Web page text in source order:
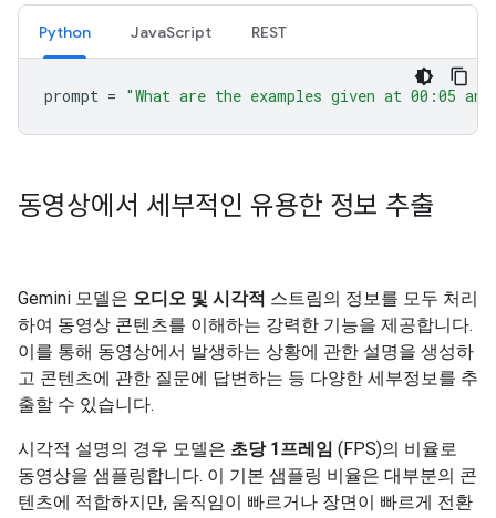
Python JavaScript REST
prompt = "What are the examples given at 00:05
동영상에서 세부적인 유용한 정보 추출
Gemini 모델은 오디오 및 시각적 스트림의 정보를 모두 처리
하여 동영상 콘텐츠를 이해하는 강력한 기능을 제공합니다.
이를 통해 동영상에서 발생하는 상황에 관한 설명을 생성하
고 콘텐츠에 관한 질문에 답변하는 등 다양한 세부정보를 추
출할 수 있습니다.
시각적 설명의 경우 모델은 초당 1프레임 (FPS)의 비율로
동영상을 샘플링합니다. 이 기본 샘플링 비율은 대부분의 콘
텐츠에 적합하지만, 움직임이 빠르거나 장면이 빠르게 전환